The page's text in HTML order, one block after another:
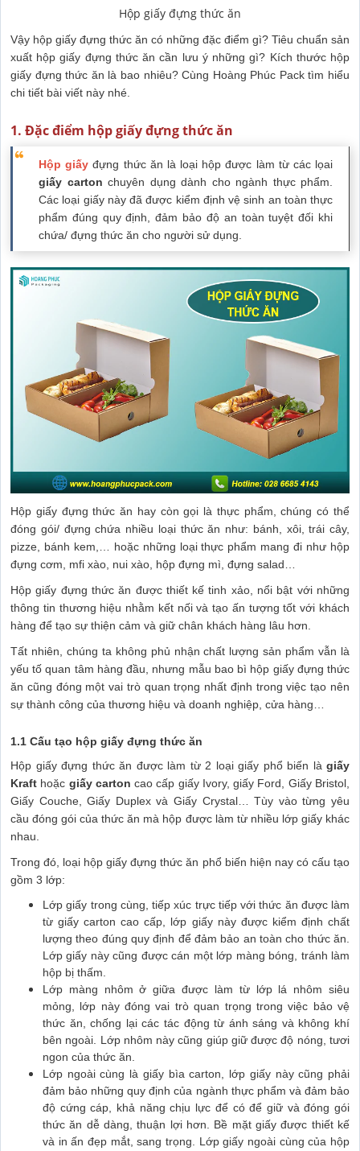
Hộp giấy đựng thức ăn
Vậy hộp giấy đựng thức ăn có những đặc điểm gì? Tiêu chuẩn sản
xuất hộp giấy đựng thức ăn cần lưu ý những gì? Kích thước hộp
giấy đựng thức ăn là bao nhiêu? Cùng Hoàng Phúc Pack tìm hiểu
chi tiết bài viết này nhé.
1. Đặc điểm hộp giấy đựng thức ăn
Hộp giấyđựng thức ăn là loại hộp được làm từ các lọai
giấy carton chuyên dụng dành cho ngành thực phẩm.
Các loại giấy này đã được kiểm định vệ sinh an toàn thực
phẩm đúng quy định, đảm bảo độ an toàn tuyệt đối khi
chứa/ đựng thức ăn cho người sử dụng.
Hộp giấy đựng thức ăn hay còn gọi là thực phẩm, chúng có thể
đóng gói/ đựng chứa nhiều loại thức ăn như: bánh, xôi, trái cây,
pizze, bánh kem,… hoặc những loại thực phẩm mang đi như hộp
đựng cơm, mfi xào, nui xào, hộp đựng mì, đựng salad…
Hộp giấy đựng thức ăn được thiết kế tinh xảo, nổi bật với những
thông tin thương hiệu nhằm kết nối và tạo ấn tượng tốt với khách
hàng để tạo sự thiện cảm và giữ chân khách hàng lâu hơn.
Tất nhiên, chúng ta không phủ nhận chất lượng sản phẩm vẫn là
yếu tố quan tâm hàng đầu, nhưng mẫu bao bì hộp giấy đựng thức
ăn cũng đóng một vai trò quan trọng nhất định trong việc tạo nên
sự thành công của thương hiệu và doanh nghiệp, cửa hàng…
1.1 Cấu tạo hộp giấy đựng thức ăn
Hộp giấy đựng thức ăn được làm từ 2 loại giấy phổ biến là giấy
Kraft hoặc giấy carton cao cấp giấy Ivory, giấy Ford, Giấy Bristol,
Giấy Couche, Giấy Duplex và Giấy Crystal… Tùy vào từng yêu
cầu đóng gói của thức ăn mà hộp được làm từ nhiều lớp giấy khác
nhau.
Trong đó, loại hộp giấy đựng thức ăn phổ biến hiện nay có cấu tạo
gồm 3 lớp:
Lớp giấy trong cùng, tiếp xúc trực tiếp với thức ăn được làm
từ giấy carton cao cấp, lớp giấy này được kiểm định chất
lượng theo đúng quy định để đảm bảo an toàn cho thức ăn.
Lớp giấy này cũng được cán một lớp màng bóng, tránh làm
hộp bị thấm.
Lớp màng nhôm ở giữa được làm từ lớp lá nhôm siêu
mỏng, lớp này đóng vai trò quan trọng trong việc bảo vệ
thức ăn, chống lại các tác động từ ánh sáng và không khí
bên ngoài. Lớp nhôm này cũng giúp giữ được độ nóng, tươi
ngon của thức ăn.
Lớp ngoài cùng là giấy bìa carton, lớp giấy này cũng phải
đảm bảo những quy định của ngành thực phẩm và đảm bảo
độ cứng cáp, khả năng chịu lực để có để giữ và đóng gói
thức ăn dễ dàng, thuận lợi hơn. Bề mặt giấy được thiết kế
và in ấn đẹp mắt, sang trọng. Lớp giấy ngoài cùng của hộp